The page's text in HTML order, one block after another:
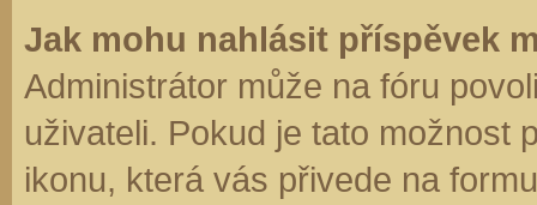
Jak mohu nahlásit příspěvek
Administrátor může na fóru
uživateli. Pokud je tato možnost
ikonu, která vás přivede na